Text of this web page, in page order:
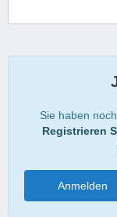
Sie haben
Registrieren
Anmelden